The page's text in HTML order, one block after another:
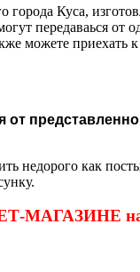
Куса,
передаваься
приехать
как
МАГАЗИНЕ на